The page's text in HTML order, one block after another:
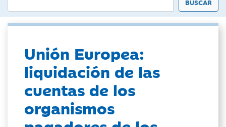
Unión Europea:
liquidación de las
cuentas de los
organismos